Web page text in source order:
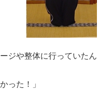
ジや整体に行っていたん
った！」